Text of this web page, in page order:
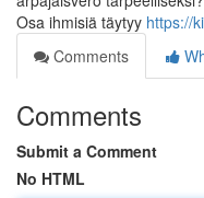
Osa ihmisiä täytyy https://
Comments
Comments
Submit a Comment
No HTML